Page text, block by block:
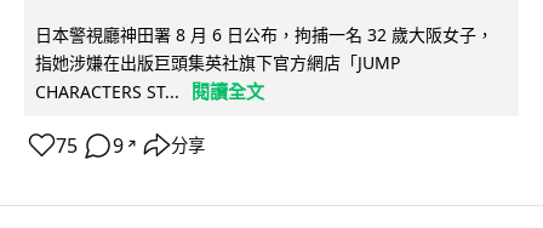
日本警視廳神田署 8 月 6 日公布，拘捕一名 32 歲大阪女子，
指她涉嫌在出版巨頭集英社旗下官方網店「JUMP
CHARACTERS ST...
閱讀全文
75 9 ↗ 分享